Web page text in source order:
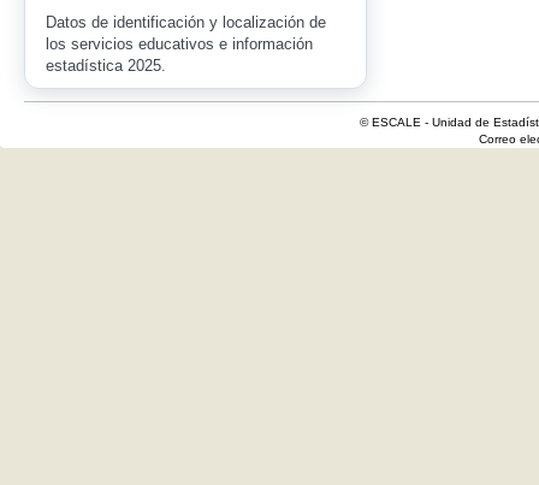
Datos de identificación y localización de
los servicios educativos e información
estadística 2025.
© ESCALE - Unidad de
Correo